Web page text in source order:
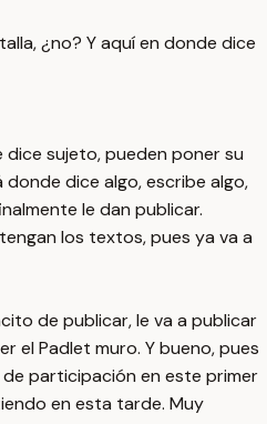
¿no? Y aquí en donde dice
sujeto, pueden poner su
dice algo, escribe algo,
le dan publicar.
los textos, pues ya va a
de publicar, le va a publicar
el Padlet muro. Y bueno, pues
de participación en este primer
en esta tarde. Muy